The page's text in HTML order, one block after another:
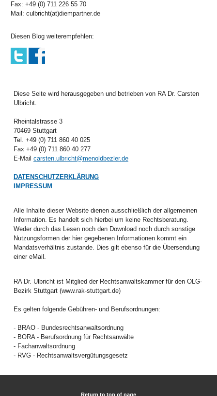
Fax: +49 (0) 711 226 55 70
Mail: culbricht(at)diempartner.de
Diesen Blog weiterempfehlen:
Diese Seite wird herausgegeben und betrieben von RA Dr. Carsten
Ulbricht.
Rheintalstrasse 3
70469 Stuttgart
Tel. +49 (0) 711 860 40 025
Fax +49 (0) 711 860 40 277
E-Mail carsten.ulbricht@menoldbezler.de
DATENSCHUTZERKLÄRUNG
IMPRESSUM
Alle Inhalte dieser Website dienen ausschließlich der allgemeinen
Information. Es handelt sich hierbei um keine Rechtsberatung.
Weder durch das Lesen noch den Download noch durch sonstige
Nutzungsformen der hier gegebenen Informationen kommt ein
Mandatsverhältnis zustande. Dies gilt ebenso für die Übersendung
einer eMail.
RA Dr. Ulbricht ist Mitglied der Rechtsanwaltskammer für den OLG-
Bezirk Stuttgart (www.rak-stuttgart.de)
Es gelten folgende Gebühren- und Berufsordnungen:
- BRAO - Bundesrechtsanwaltsordnung
- BORA - Berufsordnung für Rechtsanwälte
- Fachanwaltsordnung
- RVG - Rechtsanwaltsvergütungsgesetz
Return to top of page